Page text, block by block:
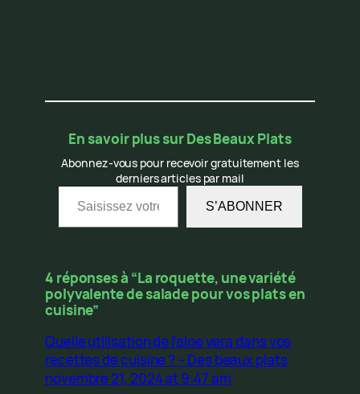
En savoir plus sur Des Beaux Plats
Abonnez-vous pour recevoir gratuitement les
derniers articles par mail
Saisissez votre adresse e-mail…
S’ABONNER
4 réponses à “La roquette, une variété
polyvalente de salade pour vos plats en
cuisine”
Quelle utilisation de l’aloe vera dans vos
recettes de cuisine ? – Des beaux plats
novembre 21, 2024 at 9:47 am